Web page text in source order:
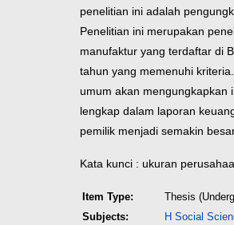
penelitian ini adalah
Penelitian ini merupakan
manufaktur yang terdaftar di
tahun yang memenuhi
umum akan mengungkapkan
lengkap dalam laporan
pemilik menjadi semakin
Kata kunci : ukuran
Item Type:
Thesis
Subjects:
H Social